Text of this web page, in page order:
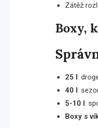
Zátěž
Boxy,
25 l:
40 l:
5-10 l:
Boxy s